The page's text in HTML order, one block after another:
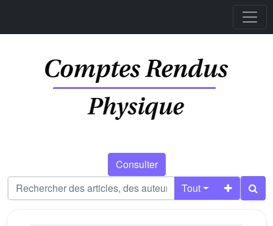
Consulter
Tout